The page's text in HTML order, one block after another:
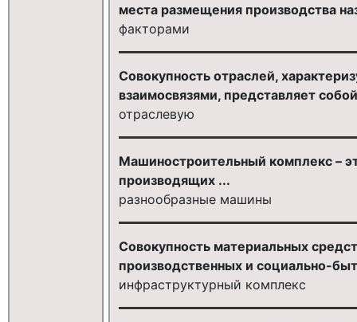
места размещения производства
факторами
Совокупность отраслей,
взаимосвязями, представляет
отраслевую
Машиностроительный комплекс –
производящих ...
разнообразные машины
Совокупность материальных
производственных и социально-
инфраструктурный комплекс